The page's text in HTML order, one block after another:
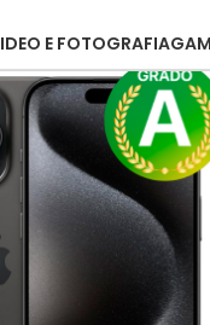
E FOTOGRAFIA